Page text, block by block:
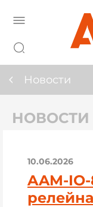
Новости
НОВОСТИ
10.06.2026
AAM-